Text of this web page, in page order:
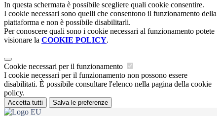
In questa schermata è possibile scegliere quali cookie consentire.
I cookie necessari sono quelli che consentono il funzionamento della
piattaforma e non è possibile disabilitarli.
Per conoscere quali sono i cookie necessari al funzionamento potete
visionare la COOKIE POLICY.
Cookie necessari per il funzionamento
I cookie necessari per il funzionamento non possono essere
disabilitati. È possibile consultare l'elenco nella pagina della cookie
policy.
Accetta tutti Salva le preferenze